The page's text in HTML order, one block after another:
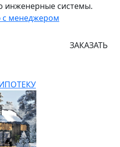
инженерные системы.
с менеджером
ЗАКАЗАТЬ